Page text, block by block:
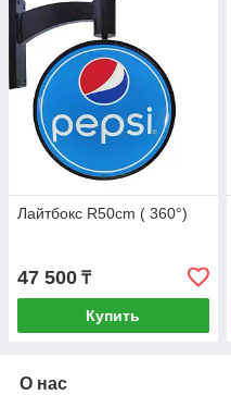
Лайтбокс R50cm ( 360°)
47 500 ₸
Купить
О нас